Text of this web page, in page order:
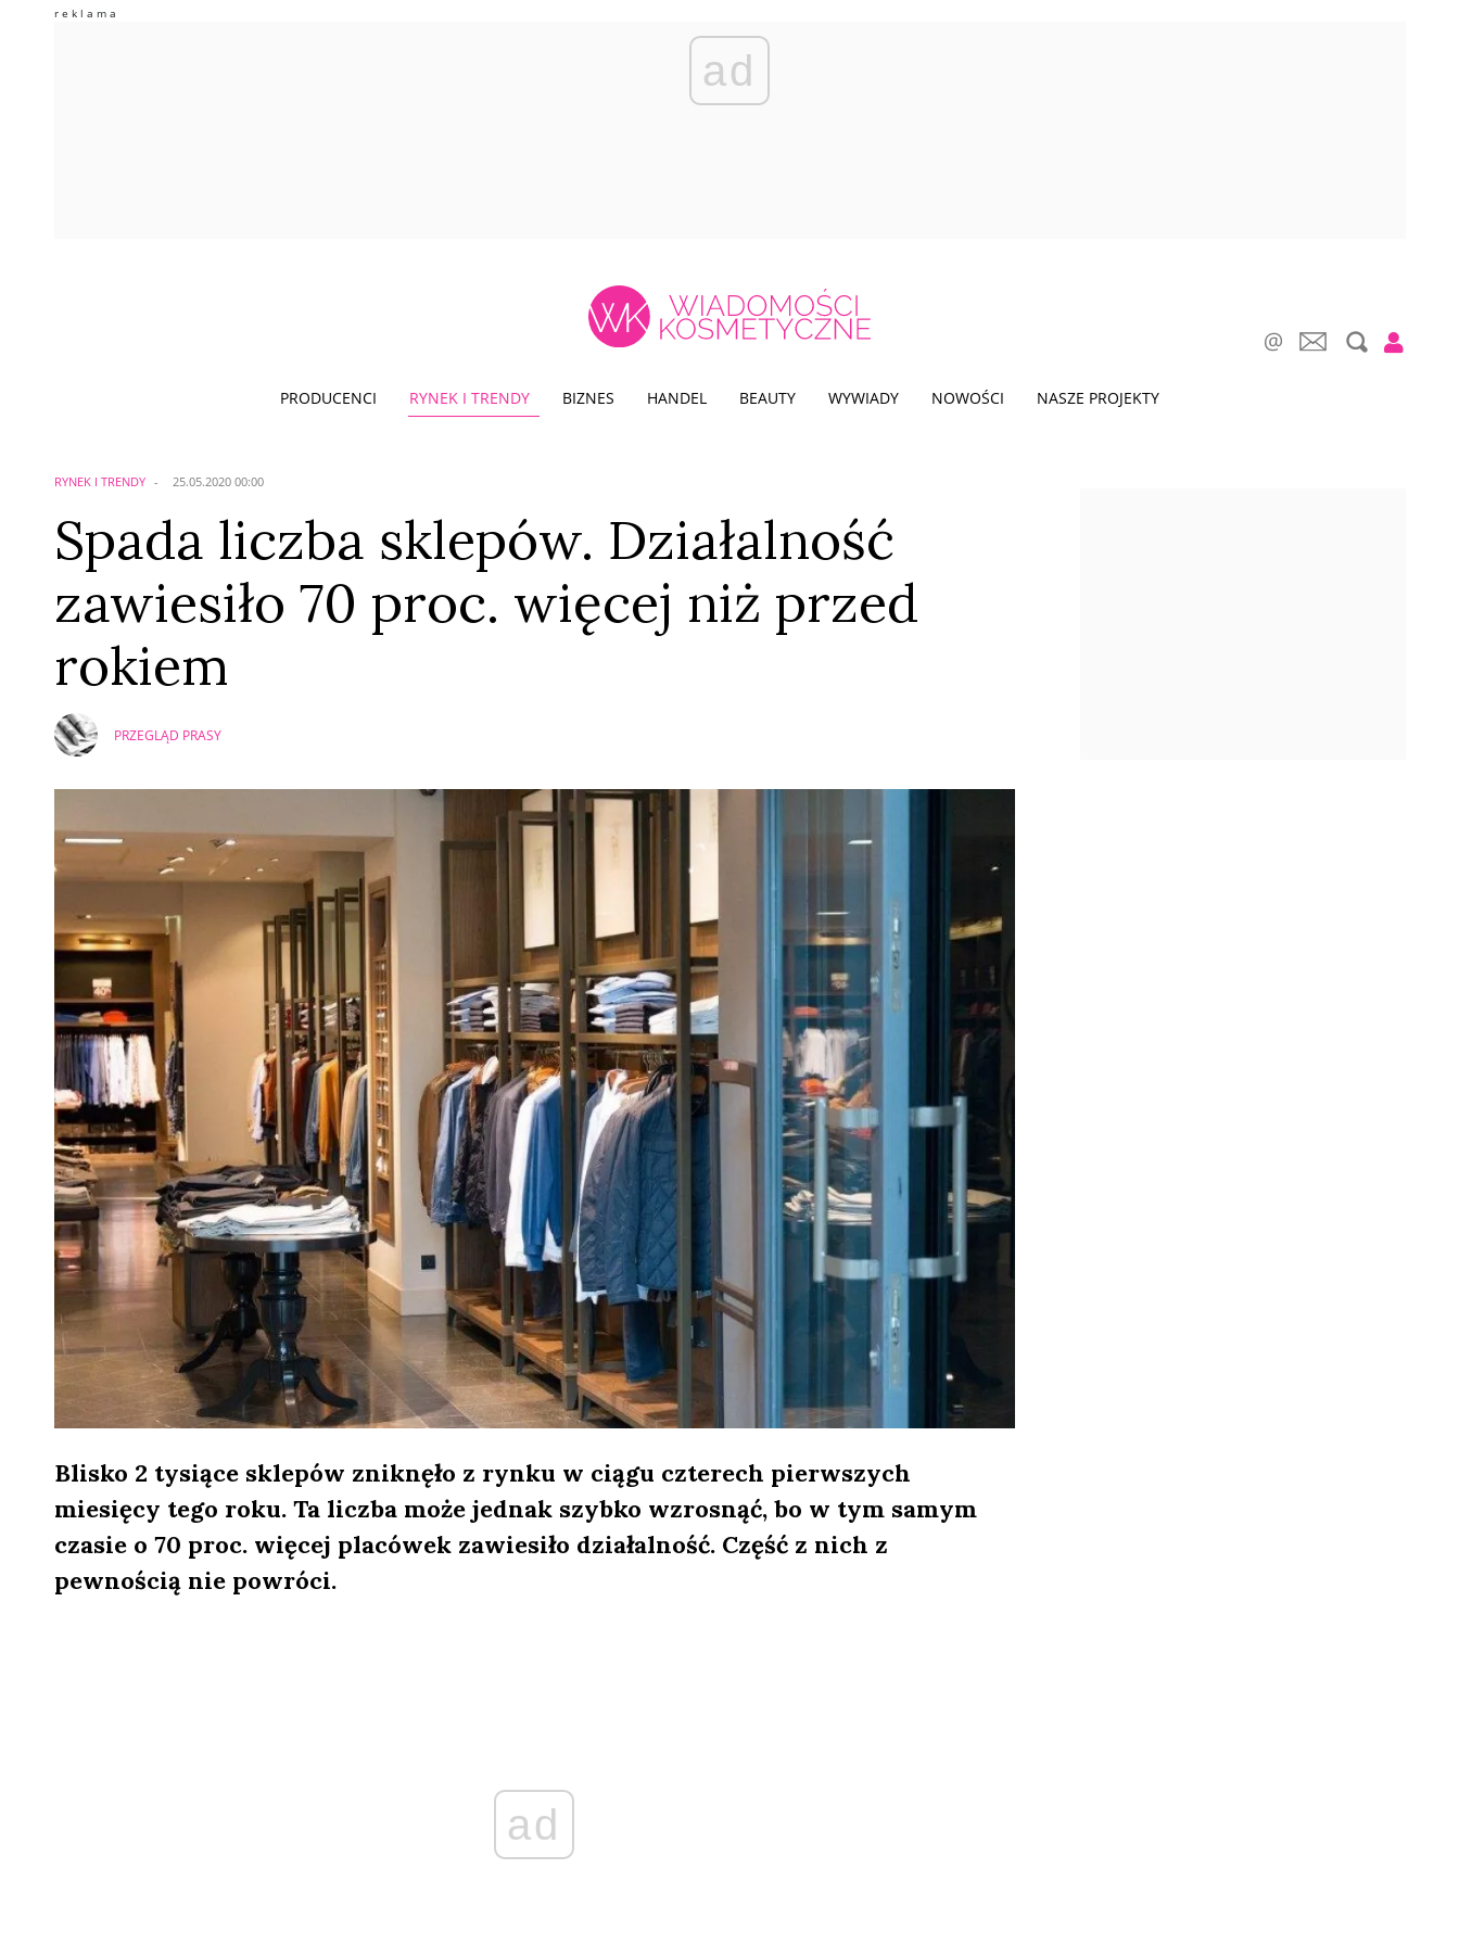
ad
PRODUCENCI RYNEK I TRENDY BIZNES HANDEL BEAUTY WYWIADY NOWOŚCI NASZE PROJEKTY
RYNEK I TRENDY 25.05.2020 00:00
Spada liczba sklepów. Działalność
zawiesiło 70 proc. więcej niż przed
rokiem
PRZEGLĄD PRASY
Blisko 2 tysiące sklepów zniknęło z rynku w ciągu czterech pierwszych
miesięcy tego roku. Ta liczba może jednak szybko wzrosnąć, bo w tym samym
czasie o 70 proc. więcej placówek zawiesiło działalność. Część z nich z
pewnością nie powróci.
ad